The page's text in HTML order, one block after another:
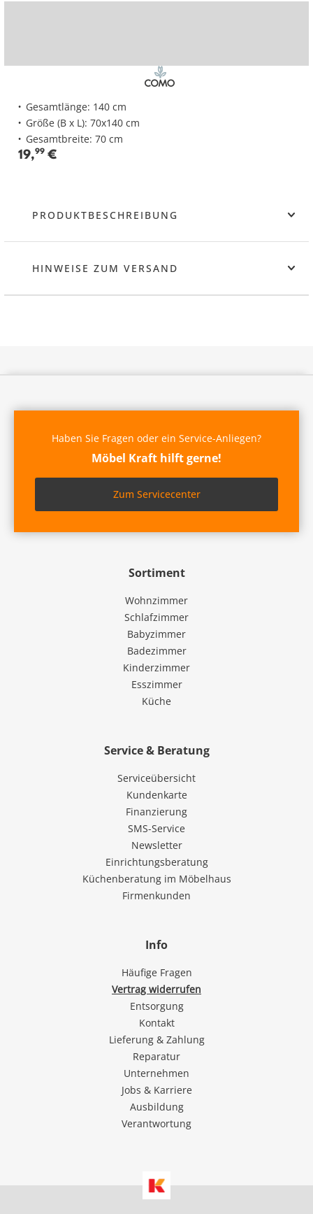
Gesamtlänge: 140 cm
Größe (B x L): 70x140 cm
Gesamtbreite: 70 cm
19,99€
PRODUKTBESCHREIBUNG
HINWEISE ZUM VERSAND
Sortiment
Wohnzimmer
Schlafzimmer
Babyzimmer
Badezimmer
Kinderzimmer
Esszimmer
Küche
Service & Beratung
Serviceübersicht
Kundenkarte
Finanzierung
SMS-Service
Newsletter
Einrichtungsberatung
Küchenberatung im Möbelhaus
Firmenkunden
Info
Häufige Fragen
Vertrag widerrufen
Entsorgung
Kontakt
Lieferung & Zahlung
Reparatur
Unternehmen
Jobs & Karriere
Ausbildung
Verantwortung
Haben Sie Fragen oder ein Service-Anliegen?
Möbel Kraft hilft gerne!
Zum Servicecenter